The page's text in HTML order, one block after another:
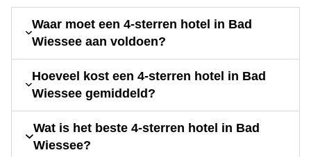
Waar moet een 4-sterren hotel in Bad
Wiessee aan voldoen?
Hoeveel kost een 4-sterren hotel in Bad
Wiessee gemiddeld?
Wat is het beste 4-sterren hotel in Bad
Wiessee?